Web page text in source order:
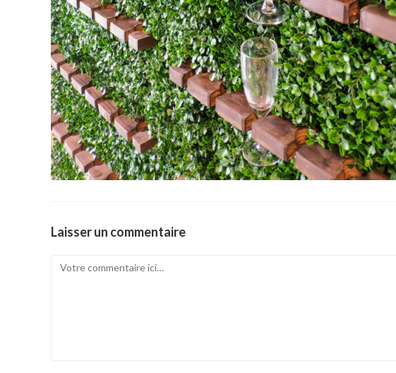
Laisser un commentaire
Comment